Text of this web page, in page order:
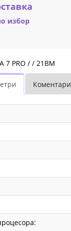
избор
7 PRO / / 21BM
Коментари